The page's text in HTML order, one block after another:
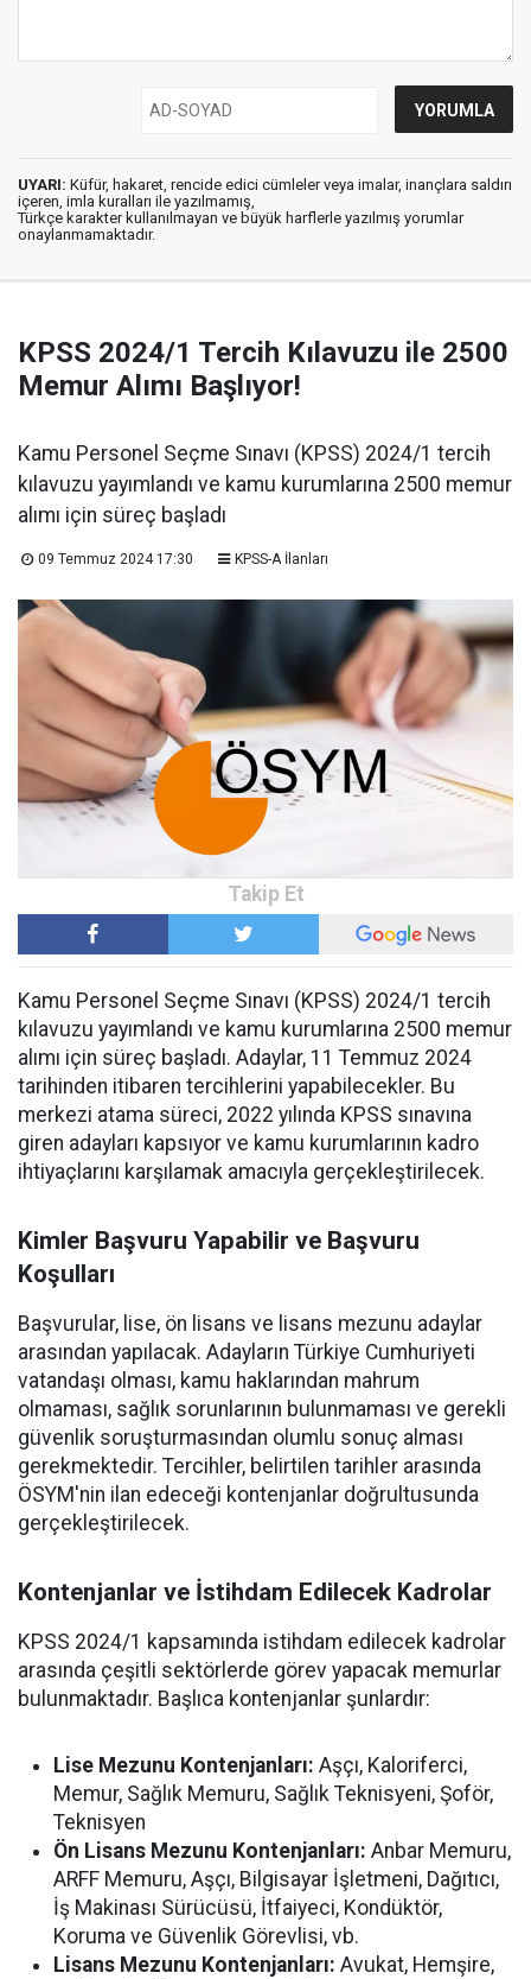
UYARI: Küfür, hakaret, rencide edici cümleler veya imalar, inançlara saldırı
içeren, imla kuralları ile yazılmamış,
Türkçe karakter kullanılmayan ve büyük harflerle yazılmış yorumlar
onaylanmamaktadır.
KPSS 2024/1 Tercih Kılavuzu ile 2500
Memur Alımı Başlıyor!
Kamu Personel Seçme Sınavı (KPSS) 2024/1 tercih
kılavuzu yayımlandı ve kamu kurumlarına 2500 memur
alımı için süreç başladı
09 Temmuz 2024 17:30 KPSS-A İlanları
Kamu Personel Seçme Sınavı (KPSS) 2024/1 tercih
kılavuzu yayımlandı ve kamu kurumlarına 2500 memur
alımı için süreç başladı. Adaylar, 11 Temmuz 2024
tarihinden itibaren tercihlerini yapabilecekler. Bu
merkezi atama süreci, 2022 yılında KPSS sınavına
giren adayları kapsıyor ve kamu kurumlarının kadro
ihtiyaçlarını karşılamak amacıyla gerçekleştirilecek.
Kimler Başvuru Yapabilir ve Başvuru
Koşulları
Başvurular, lise, ön lisans ve lisans mezunu adaylar
arasından yapılacak. Adayların Türkiye Cumhuriyeti
vatandaşı olması, kamu haklarından mahrum
olmaması, sağlık sorunlarının bulunmaması ve gerekli
güvenlik soruşturmasından olumlu sonuç alması
gerekmektedir. Tercihler, belirtilen tarihler arasında
ÖSYM'nin ilan edeceği kontenjanlar doğrultusunda
gerçekleştirilecek.
Kontenjanlar ve İstihdam Edilecek Kadrolar
KPSS 2024/1 kapsamında istihdam edilecek kadrolar
arasında çeşitli sektörlerde görev yapacak memurlar
bulunmaktadır. Başlıca kontenjanlar şunlardır:
Lise Mezunu Kontenjanları: Aşçı, Kaloriferci,
Memur, Sağlık Memuru, Sağlık Teknisyeni, Şoför,
Teknisyen
Ön Lisans Mezunu Kontenjanları: Anbar Memuru,
ARFF Memuru, Aşçı, Bilgisayar İşletmeni, Dağıtıcı,
İş Makinası Sürücüsü, İtfaiyeci, Kondüktör,
Koruma ve Güvenlik Görevlisi, vb.
Lisans Mezunu Kontenjanları: Avukat, Hemşire,